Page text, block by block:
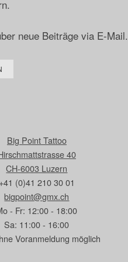
neue Beiträge via E-Mail.
Big Point Tattoo
40
CH-6003 Luzern
+41 (0)41 210 30 01
bigpoint@gmx.ch
- Fr: 12:00 - 18:00
Sa: 11:00 - 16:00
Voranmeldung möglich